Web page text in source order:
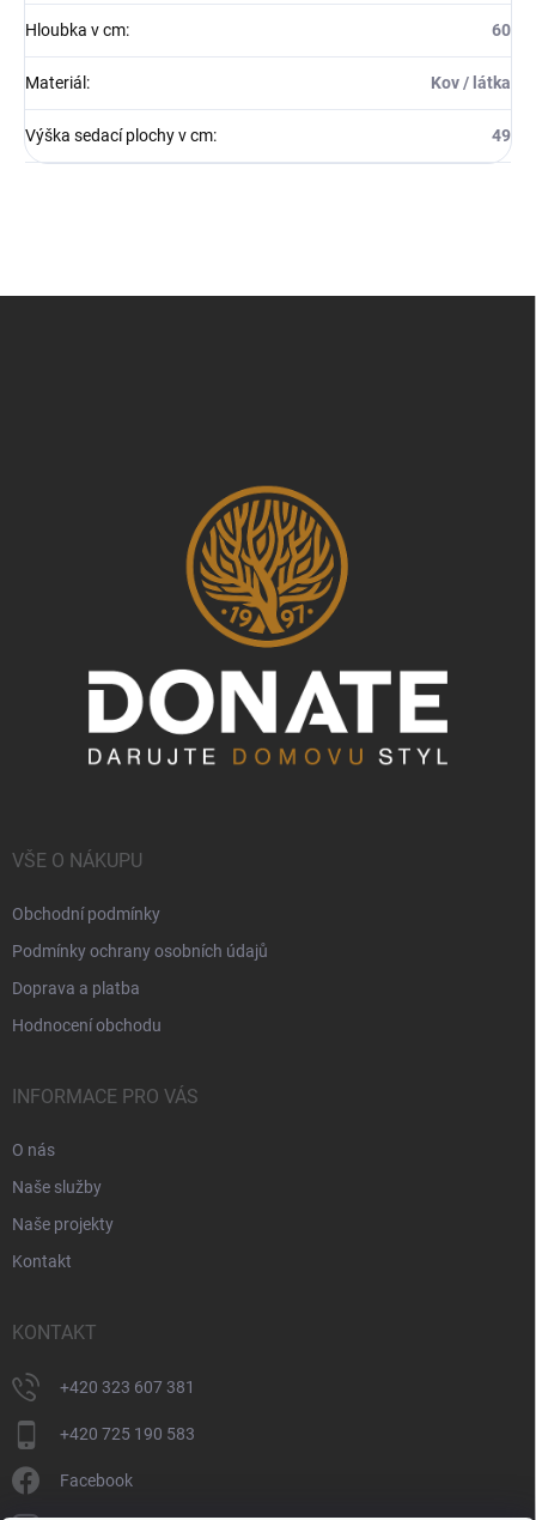
Hloubka v cm: 60
Materiál : Kov / látka
Výška sedací plochy v cm: 49
VŠE O NÁKUPU
Obchodní podmínky
Podmínky ochrany osobních údajů
Doprava a platba
Hodnocení obchodu
INFORMACE PRO VÁS
O nás
Naše služby
Naše projekty
Kontakt
KONTAKT
+420 323 607 381
+420 725 190 583
Facebook